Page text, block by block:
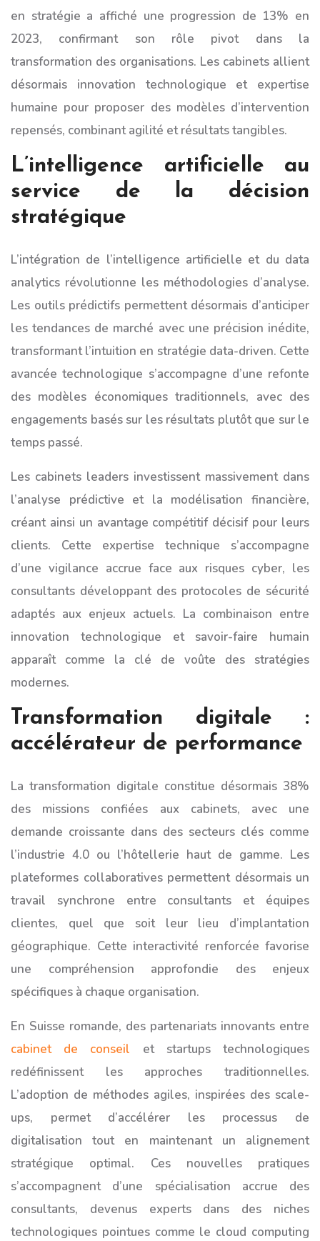
en stratégie a affiché une progression de 13% en
2023, confirmant son rôle pivot dans la
transformation des organisations. Les cabinets allient
désormais innovation technologique et expertise
humaine pour proposer des modèles d’intervention
repensés, combinant agilité et résultats tangibles.
L’intelligence artificielle au
service de la décision
stratégique
L’intégration de l’intelligence artificielle et du data
analytics révolutionne les méthodologies d’analyse.
Les outils prédictifs permettent désormais d’anticiper
les tendances de marché avec une précision inédite,
transformant l’intuition en stratégie data-driven. Cette
avancée technologique s’accompagne d’une refonte
des modèles économiques traditionnels, avec des
engagements basés sur les résultats plutôt que sur le
temps passé.
Les cabinets leaders investissent massivement dans
l’analyse prédictive et la modélisation financière,
créant ainsi un avantage compétitif décisif pour leurs
clients. Cette expertise technique s’accompagne
d’une vigilance accrue face aux risques cyber, les
consultants développant des protocoles de sécurité
adaptés aux enjeux actuels. La combinaison entre
innovation technologique et savoir-faire humain
apparaît comme la clé de voûte des stratégies
modernes.
Transformation digitale :
accélérateur de performance
La transformation digitale constitue désormais 38%
des missions confiées aux cabinets, avec une
demande croissante dans des secteurs clés comme
l’industrie 4.0 ou l’hôtellerie haut de gamme. Les
plateformes collaboratives permettent désormais un
travail synchrone entre consultants et équipes
clientes, quel que soit leur lieu d’implantation
géographique. Cette interactivité renforcée favorise
une compréhension approfondie des enjeux
spécifiques à chaque organisation.
En Suisse romande, des partenariats innovants entre
cabinet de conseil et startups technologiques
redéfinissent les approches traditionnelles.
L’adoption de méthodes agiles, inspirées des scale-
ups, permet d’accélérer les processus de
digitalisation tout en maintenant un alignement
stratégique optimal. Ces nouvelles pratiques
s’accompagnent d’une spécialisation accrue des
consultants, devenus experts dans des niches
technologiques pointues comme le cloud computing